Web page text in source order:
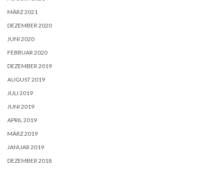
MÄRZ 2021
DEZEMBER 2020
JUNI 2020
FEBRUAR 2020
DEZEMBER 2019
AUGUST 2019
JULI 2019
JUNI 2019
APRIL 2019
MÄRZ 2019
JANUAR 2019
DEZEMBER 2018